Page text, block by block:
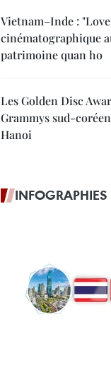
Vietnam–Inde :
cinématographique
patrimoine quan ho
Les Golden Disc
Grammys sud-
Hanoi
INFOGRAPHIES